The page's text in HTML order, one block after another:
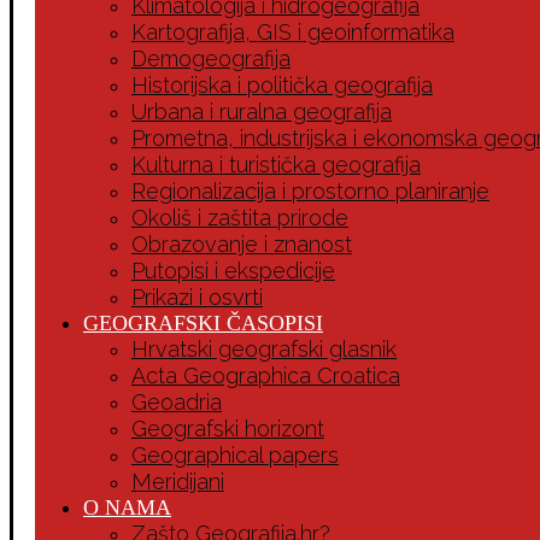
Klimatologija i hidrogeografija
Kartografija, GIS i geoinformatika
Demogeografija
Historijska i politička geografija
Urbana i ruralna geografija
Prometna, industrijska i ekonomska
Kulturna i turistička geografija
Regionalizacija i prostorno planiranje
Okoliš i zaštita prirode
Obrazovanje i znanost
Putopisi i ekspedicije
Prikazi i osvrti
GEOGRAFSKI ČASOPISI
Hrvatski geografski glasnik
Acta Geographica Croatica
Geoadria
Geografski horizont
Geographical papers
Meridijani
O NAMA
Zašto Geografija.hr?